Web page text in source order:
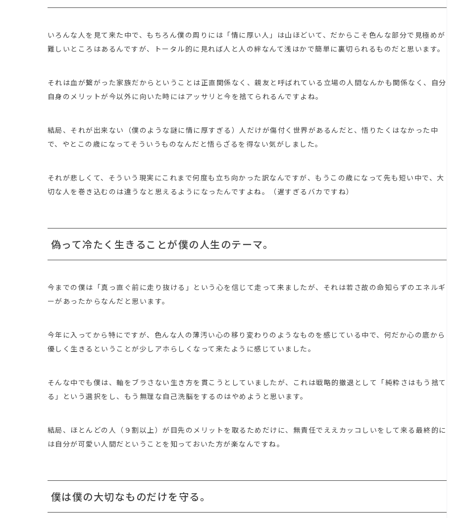
いろんな人を見て来た中で、もちろん僕の周りには「情に厚い人」は山ほどいて、だからこそ色んな部分で見極めが
難しいところはあるんですが、トータル的に見れば人と人の絆なんて浅はかで簡単に裏切られるものだと思います。
それは血が繋がった家族だからということは正直関係なく、親友と呼ばれている立場の人間なんかも関係なく、自分
自身のメリットが今以外に向いた時にはアッサリと今を捨てられるんですよね。
結局、それが出来ない（僕のような謎に情に厚すぎる）人だけが傷付く世界があるんだと、悟りたくはなかった中
で、やとこの歳になってそういうものなんだと悟らざるを得ない気がしました。
それが悲しくて、そういう現実にこれまで何度も立ち向かった訳なんですが、もうこの歳になって先も短い中で、大
切な人を巻き込むのは違うなと思えるようになったんですよね。（遅すぎるバカですね）
偽って冷たく生きることが僕の人生のテーマ。
今までの僕は「真っ直ぐ前に走り抜ける」という心を信じて走って来ましたが、それは若さ故の命知らずのエネルギ
ーがあったからなんだと思います。
今年に入ってから特にですが、色んな人の薄汚い心の移り変わりのようなものを感じている中で、何だか心の底から
優しく生きるということが少しアホらしくなって来たように感じていました。
そんな中でも僕は、軸をブラさない生き方を貫こうとしていましたが、これは戦略的撤退として「純粋さはもう捨て
る」という選択をし、もう無理な自己洗脳をするのはやめようと思います。
結局、ほとんどの人（９割以上）が目先のメリットを取るためだけに、無責任でええカッコしいをして来る最終的に
は自分が可愛い人間だということを知っておいた方が楽なんですね。
僕は僕の大切なものだけを守る。